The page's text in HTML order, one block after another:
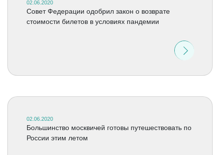
02.06.2020
Совет Федерации одобрил закон о возврате
стоимости билетов в условиях пандемии
02.06.2020
Большинство москвичей готовы путешествовать по
России этим летом